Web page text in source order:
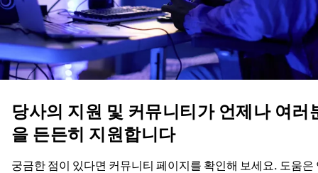
당사의 지원 및 커뮤니티가 언제나 여러
을 든든히 지원합니다
궁금한 점이 있다면 커뮤니티 페이지를 확인해 보세요. 도움은